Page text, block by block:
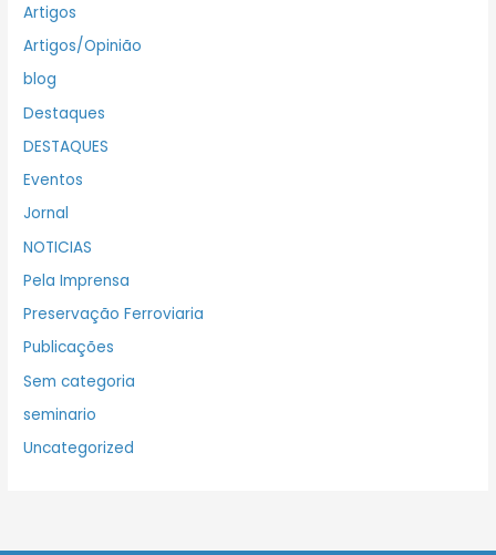
Artigos
Artigos/Opinião
blog
Destaques
DESTAQUES
Eventos
Jornal
NOTICIAS
Pela Imprensa
Preservação Ferroviaria
Publicações
Sem categoria
seminario
Uncategorized